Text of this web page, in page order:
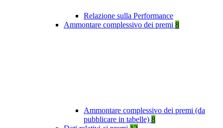
Relazione sulla Performance
Ammontare complessivo dei premi 8
Ammontare complessivo dei premi (da
pubblicare in tabelle) 8